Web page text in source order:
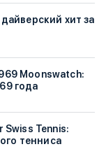
хит за
Moonswatch:
года
Swiss Tennis:
тенниса